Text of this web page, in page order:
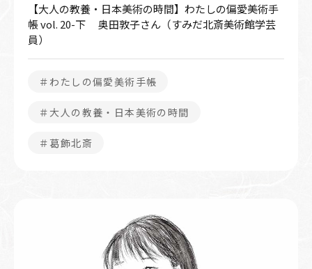
【大人の教養・日本美術の時間】わたしの偏愛美術手
帳 vol. 20-下 奥田敦子さん（すみだ北斎美術館学芸
員）
＃わたしの偏愛美術手帳
＃大人の教養・日本美術の時間
＃葛飾北斎